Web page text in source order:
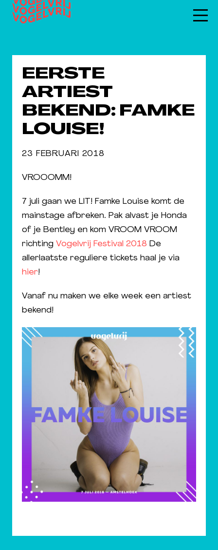
EERSTE
ARTIEST
BEKEND: FAMKE
LOUISE!
23 FEBRUARI 2018
VROOOMM!
7 juli gaan we LIT! Famke Louise komt de
mainstage afbreken. Pak alvast je Honda
of je Bentley en kom VROOM VROOM
richting Vogelvrij Festival 2018 De
allerlaatste reguliere tickets haal je via
hier!
Vanaf nu maken we elke week een artiest
bekend!